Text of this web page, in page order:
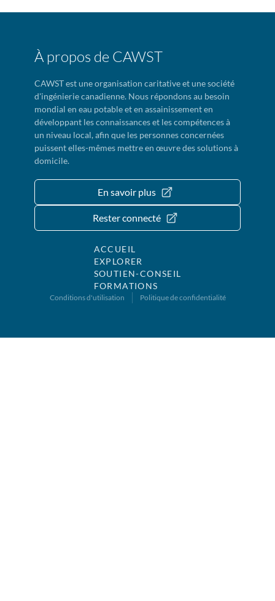
À propos de CAWST
CAWST est une organisation caritative et une société
d'ingénierie canadienne. Nous répondons au besoin
mondial en eau potable et en assainissement en
développant les connaissances et les compétences à
un niveau local, afin que les personnes concernées
puissent elles-mêmes mettre en œuvre des solutions à
domicile.
En savoir plus
Rester connecté
ACCUEIL
EXPLORER
SOUTIEN-CONSEIL
FORMATIONS
Conditions d'utilisation Politique de confidentialité